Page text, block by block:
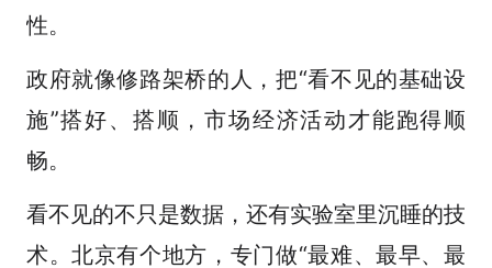
性。
政府就像修路架桥的人，把“看不见的基础设
施”搭好、搭顺，市场经济活动才能跑得顺
畅。
看不见的不只是数据，还有实验室里沉睡的技
术。北京有个地方，专门做“最难、最早、最